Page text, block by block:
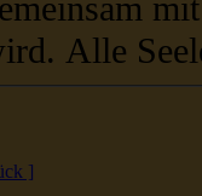
einsam
wird. Alle
]